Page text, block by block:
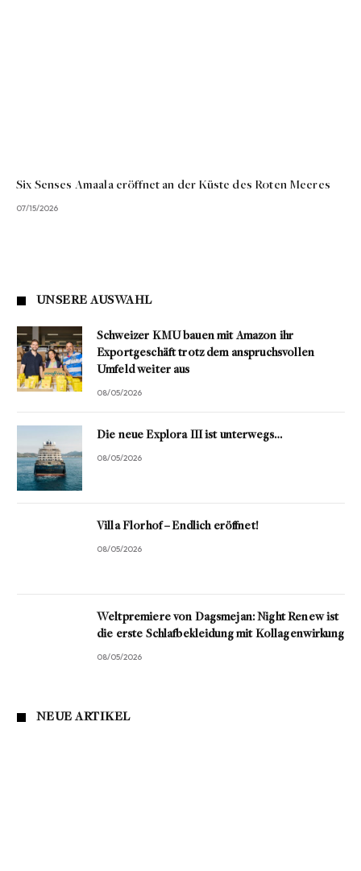
Six Senses Amaala eröffnet an der Küste des Roten Meeres
07/15/2026
UNSERE AUSWAHL
Schweizer KMU bauen mit Amazon ihr
Exportgeschäft trotz dem anspruchsvollen
Umfeld weiter aus
08/05/2026
Die neue Explora III ist unterwegs…
08/05/2026
Villa Florhof – Endlich eröffnet!
08/05/2026
Weltpremiere von Dagsmejan: Night Renew ist
die erste Schlafbekleidung mit Kollagenwirkung
08/05/2026
NEUE ARTIKEL